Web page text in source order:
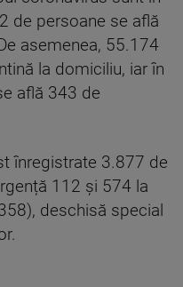
de persoane se află
asemenea, 55.174
la domiciliu, iar în
află 343 de
înregistrate 3.877 de
112 și 574 la
deschisă special